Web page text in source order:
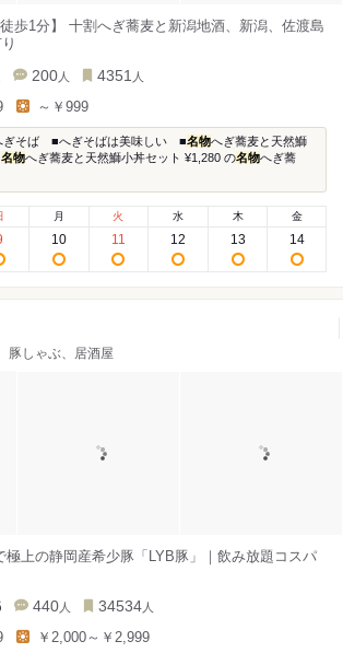
歩1分】 十割へぎ蕎麦と新潟地酒、新潟、佐渡島
200 人 4351 人
～￥999
ぎそば ■へぎそばは美味しい ■名物へぎ蕎麦と天然鰤
名物へぎ蕎麦と天然鰤小丼セット ¥1,280 の名物へぎ蕎
月
10
火
11
水
12
木
13
金
14
豚しゃぶ、居酒屋
極上の静岡産希少豚「LYB豚」｜飲み放題コスパ
440 人 34534 人
￥2,000～￥2,999